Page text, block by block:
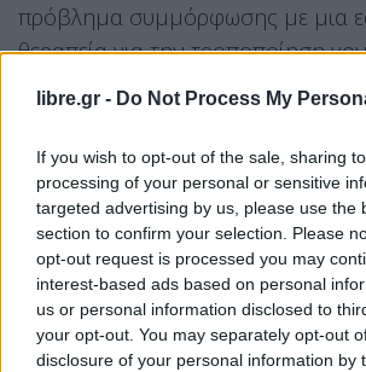
libre.gr - Do Not Process My
If you wish to opt-out of the sale, sharing
processing of your personal or sensitive
targeted advertising by us, please use the
section to confirm your selection. Please
opt-out request is processed you may
interest-based ads based on personal
us or personal information disclosed to
your opt-out. You may separately opt-out
disclosure of your personal information by
πρόβλημα συμμόρφωσης με μια
θεραπεία για την τροποποίηση
ηπατικά κύτταρα, ώστε να
τροποποιημένη έκδοση του
χαμηλή χοληστερόλη. Η
προκαλείται από τη θεραπεία δεν
ακριβή αλλαγή στο γονίδιο PCSK9
σε εκείνους που γεννιούνται με
γονιδίου χαμηλής χοληστερόλης,
αποτέλεσμα είναι το ίδιο: το
απενεργοποιείται και τα επίπεδα